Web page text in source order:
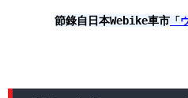
節錄自日本Webike車市 「